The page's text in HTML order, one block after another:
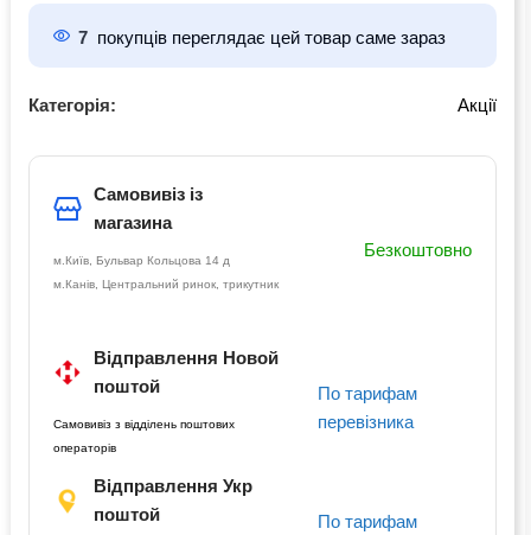
7 покупців переглядає цей товар саме зараз
Категорія: Акції
Самовивіз із
магазина
м.Київ, Бульвар Кольцова 14 д
м.Канів, Центральний ринок, трикутник
Безкоштовно
Відправлення Новой
поштой
Самовивіз з відділень поштових
операторів
По тарифам
перевізника
Відправлення Укр
поштой
По тарифам